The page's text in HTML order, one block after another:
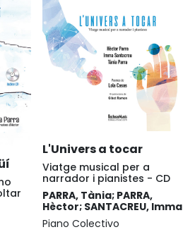
L'Univers a tocar
Viatge musical per a
narrador i pianistes - CD
PARRA, Tània; PARRA,
Hèctor; SANTACREU, Imma
Piano Colectivo